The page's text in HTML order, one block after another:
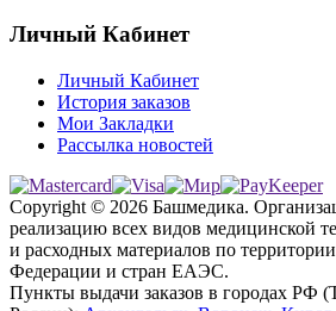
Личный Кабинет
Личный Кабинет
История заказов
Мои Закладки
Рассылка новостей
Copyright © 2026 Башмедика.
реализацию всех видов медицинской
и расходных материалов по
Федерации и стран ЕАЭС.
Пункты выдачи заказов в городах